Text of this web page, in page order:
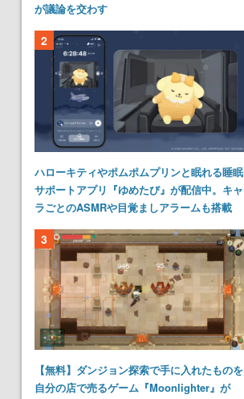
が議論を交わす
2
ハローキティやポムポムプリンと眠れる睡眠
サポートアプリ『ゆめたび』が配信中。キャ
ラごとのASMRや目覚ましアラームも搭載
3
【無料】ダンジョン探索で手に入れたものを
自分の店で売るゲーム『Moonlighter』が